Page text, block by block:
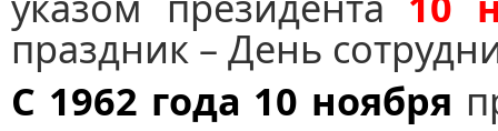
праздник – День
С 1962 года 10 ноября